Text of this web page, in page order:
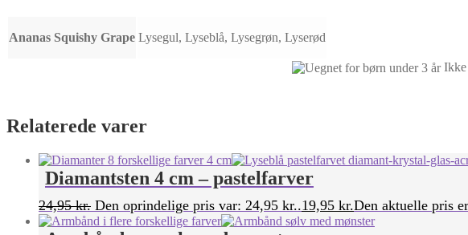
Ananas Squishy Grape Lysegul, Lyseblå, Lysegrøn, Lyserød
Ikke
Relaterede varer
Diamantsten 4 cm – pastelfarver
24,95kr. Den oprindelige pris var: 24,95 kr..19,95 kr.Den aktuelle pris